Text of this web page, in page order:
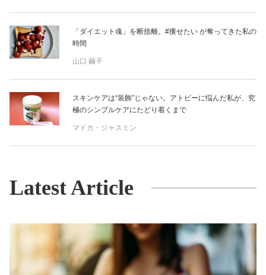
「ダイエット魂」を断捨離。#痩せたい が奪ってきた私の
時間
山口 繭子
スキンケアは“装飾”じゃない。アトピーに悩んだ私が、究
極のシンプルケアにたどり着くまで
マドカ・ジャスミン
Latest Article